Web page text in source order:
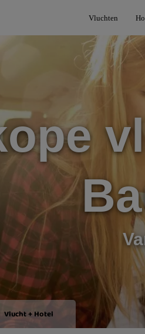
Vluchten